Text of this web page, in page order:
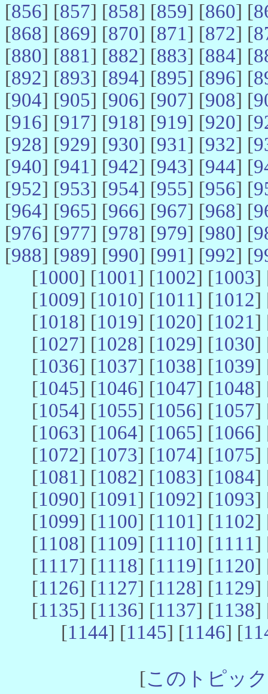
[856] [857] [858] [859] [860] [
[868] [869] [870] [871] [872] [
[880] [881] [882] [883] [884] [
[892] [893] [894] [895] [896] [
[904] [905] [906] [907] [908] [
[916] [917] [918] [919] [920] [
[928] [929] [930] [931] [932] [
[940] [941] [942] [943] [944] [
[952] [953] [954] [955] [956] [
[964] [965] [966] [967] [968] [
[976] [977] [978] [979] [980] [
[988] [989] [990] [991] [992] [
[1000] [1001] [1002] [1003]
[1009] [1010] [1011] [1012]
[1018] [1019] [1020] [1021]
[1027] [1028] [1029] [1030]
[1036] [1037] [1038] [1039]
[1045] [1046] [1047] [1048]
[1054] [1055] [1056] [1057]
[1063] [1064] [1065] [1066]
[1072] [1073] [1074] [1075]
[1081] [1082] [1083] [1084]
[1090] [1091] [1092] [1093]
[1099] [1100] [1101] [1102]
[1108] [1109] [1110] [1111]
[1117] [1118] [1119] [1120]
[1126] [1127] [1128] [1129]
[1135] [1136] [1137] [1138]
[1144] [1145] [1146] [
[このトピッ